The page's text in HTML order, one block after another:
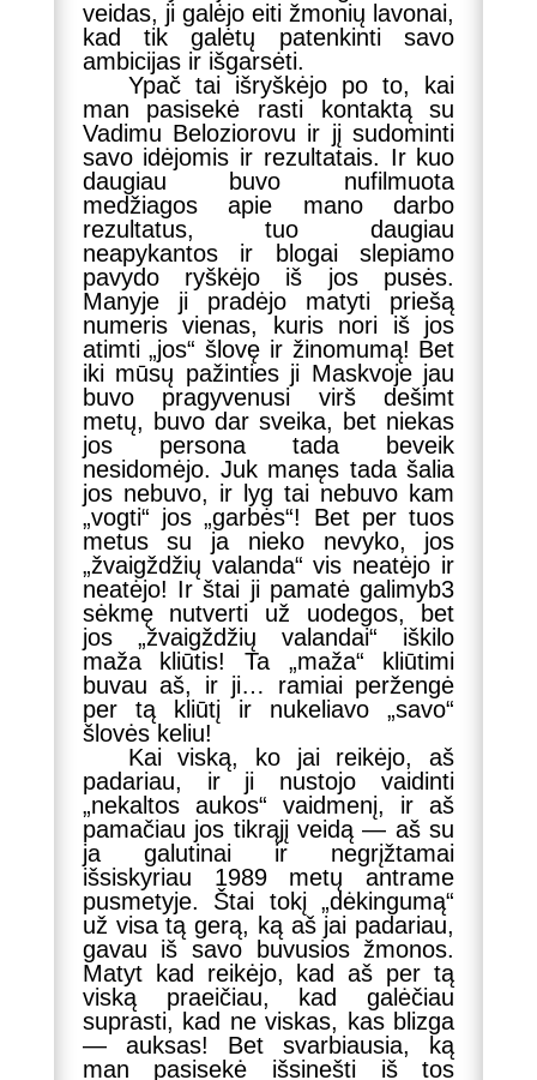
veidas, ji galėjo eiti žmonių lavonai,
kad tik galėtų patenkinti savo
ambicijas ir išgarsėti.
Ypač tai išryškėjo po to, kai
man pasisekė rasti kontaktą su
Vadimu Beloziorovu ir jį sudominti
savo idėjomis ir rezultatais. Ir kuo
daugiau buvo nufilmuota
medžiagos apie mano darbo
rezultatus, tuo daugiau
neapykantos ir blogai slepiamo
pavydo ryškėjo iš jos pusės.
Manyje ji pradėjo matyti priešą
numeris vienas, kuris nori iš jos
atimti „jos“ šlovę ir žinomumą! Bet
iki mūsų pažinties ji Maskvoje jau
buvo pragyvenusi virš dešimt
metų, buvo dar sveika, bet niekas
jos persona tada beveik
nesidomėjo. Juk manęs tada šalia
jos nebuvo, ir lyg tai nebuvo kam
„vogti“ jos „garbės“! Bet per tuos
metus su ja nieko nevyko, jos
„žvaigždžių valanda“ vis neatėjo ir
neatėjo! Ir štai ji pamatė galimyb3
sėkmę nutverti už uodegos, bet
jos „žvaigždžių valandai“ iškilo
maža kliūtis! Ta „maža“ kliūtimi
buvau aš, ir ji… ramiai peržengė
per tą kliūtį ir nukeliavo „savo“
šlovės keliu!
Kai viską, ko jai reikėjo, aš
padariau, ir ji nustojo vaidinti
„nekaltos aukos“ vaidmenį, ir aš
pamačiau jos tikrąjį veidą — aš su
ja galutinai ir negrįžtamai
išsiskyriau 1989 metų antrame
pusmetyje. Štai tokį „dėkingumą“
už visa tą gerą, ką aš jai padariau,
gavau iš savo buvusios žmonos.
Matyt kad reikėjo, kad aš per tą
viską praeičiau, kad galėčiau
suprasti, kad ne viskas, kas blizga
— auksas! Bet svarbiausia, ką
man pasisekė išsinešti iš tos